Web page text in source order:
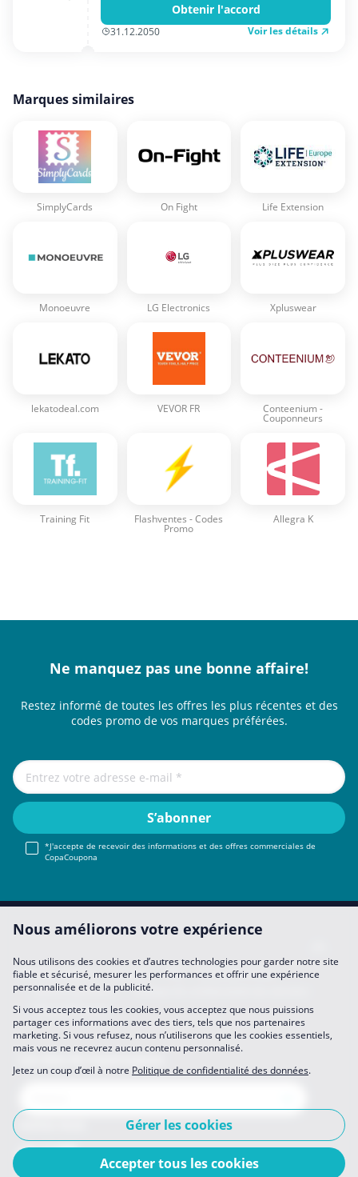
Obtenir l'accord
31.12.2050 Voir les détails
Marques similaires
SimplyCards On Fight Life Extension
Monoeuvre LG Electronics Xpluswear
lekatodeal.com VEVOR FR Conteenium -
Couponneurs
Training Fit Flashventes - Codes
Promo
Allegra K
Ne manquez pas une bonne affaire!
Restez informé de toutes les offres les plus récentes et des
codes promo de vos marques préférées.
*J'accepte de recevoir des informations et des offres commerciales de
CopaCoupona
Mentions légales About Us FAQ
Se Joindre à Nous
Devenir partenaire
Politique de confidentialité des données
Mes préférences
Nous améliorons votre expérience
Nous utilisons des cookies et d’autres technologies pour garder notre site
fiable et sécurisé, mesurer les performances et offrir une expérience
personnalisée et de la publicité.
Si vous acceptez tous les cookies, vous acceptez que nous puissions
partager ces informations avec des tiers, tels que nos partenaires
marketing. Si vous refusez, nous n’utiliserons que les cookies essentiels,
mais vous ne recevrez aucun contenu personnalisé.
Jetez un coup d’œil à notre Politique de confidentialité des données.
Gérer les cookies
Accepter tous les cookies